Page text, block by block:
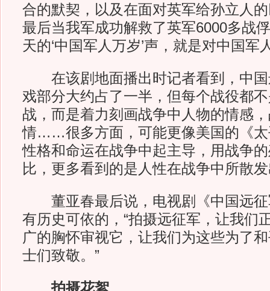
合的默契，以及在面对英军给孙立人
最后当我军成功解救了英军6000多战
天的‘中国军人万岁’声，就是对中国军
在该剧地面播出时记者看到，中国
戏部分大约占了一半，但每个战役都
战，而是着力刻画战争中人物的情感
情……很多方面，可能更像美国的《太
性格和命运在战争中起主导，用战争
比，更多看到的是人性在战争中所散
董亚春最后说，电视剧《中国远征
有历史可依的，“拍摄远征军，让我们
广的胸怀审视它，让我们为这些为了
士们致敬。”